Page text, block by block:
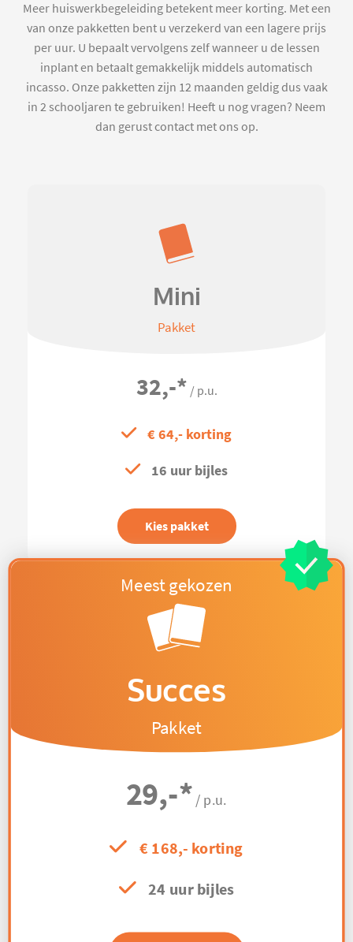
Meer huiswerkbegeleiding betekent meer korting. Met een
van onze pakketten bent u verzekerd van een lagere prijs
per uur. U bepaalt vervolgens zelf wanneer u de lessen
inplant en betaalt gemakkelijk middels automatisch
incasso. Onze pakketten zijn 12 maanden geldig dus vaak
in 2 schooljaren te gebruiken! Heeft u nog vragen? Neem
dan gerust contact met ons op.
Mini
Pakket
32,-* / p.u.
€ 64,- korting
16 uur bijles
Kies pakket
Succes
Pakket
29,-* / p.u.
€ 168,- korting
24 uur bijles